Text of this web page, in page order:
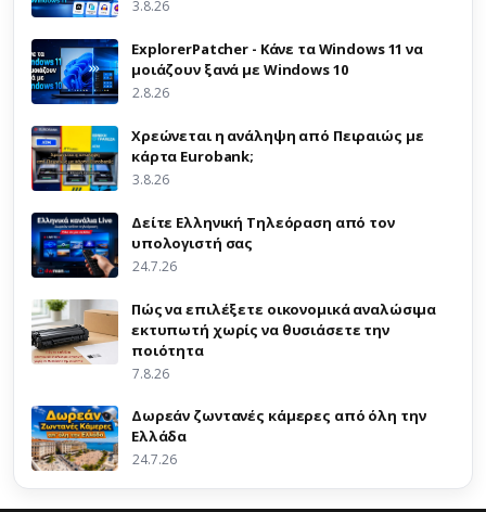
3.8.26
ExplorerPatcher - Κάνε τα Windows 11 να
μοιάζουν ξανά με Windows 10
2.8.26
Χρεώνεται η ανάληψη από Πειραιώς με
κάρτα Eurobank;
3.8.26
Δείτε Ελληνική Τηλεόραση από τον
υπολογιστή σας
24.7.26
Πώς να επιλέξετε οικονομικά αναλώσιμα
εκτυπωτή χωρίς να θυσιάσετε την
ποιότητα
7.8.26
Δωρεάν ζωντανές κάμερες από όλη την
Ελλάδα
24.7.26